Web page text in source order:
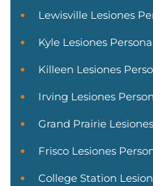
Lewisville Lesiones
Kyle Lesiones
Killeen Lesiones
Irving Lesiones
Grand Prairie
Frisco Lesiones
College Station